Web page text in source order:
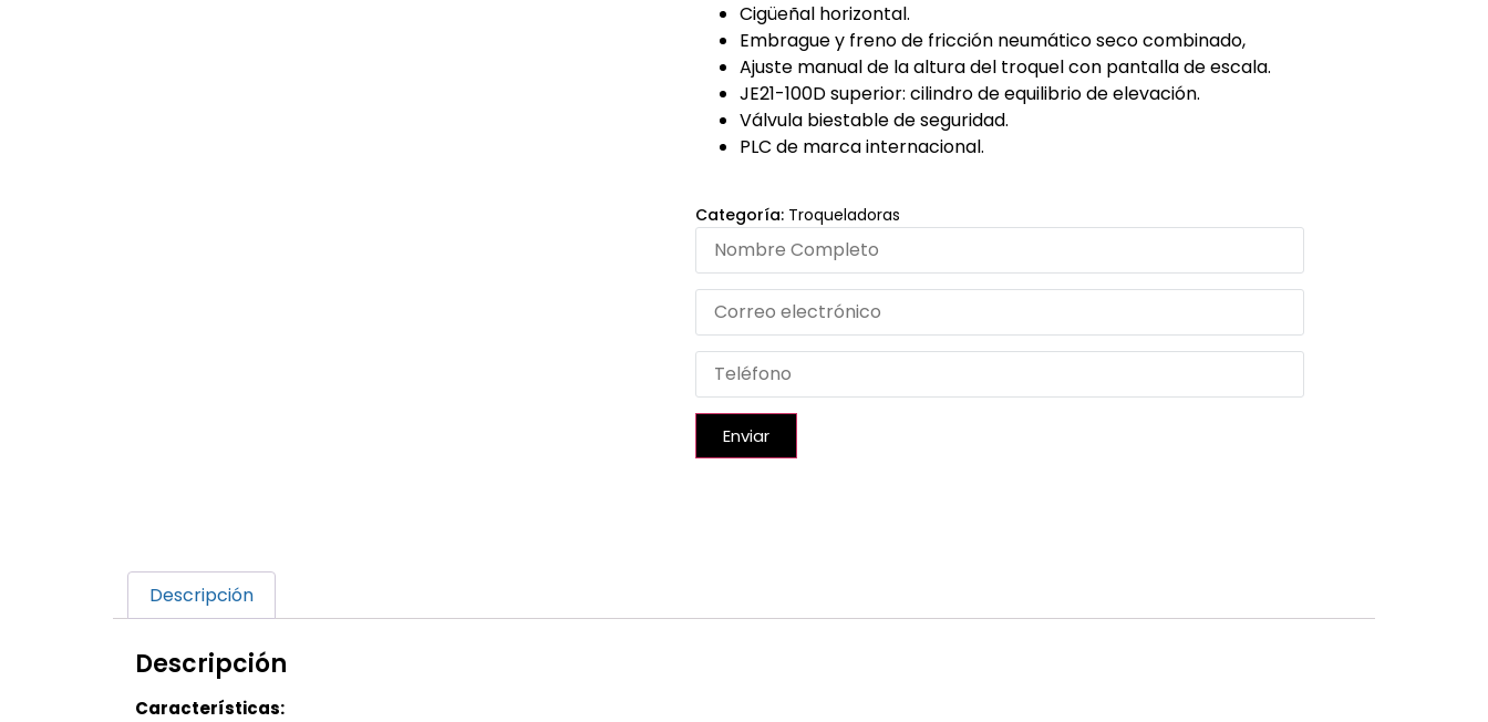
Cigüeñal horizontal.
Embrague y freno de fricción neumático seco combinado,
Ajuste manual de la altura del troquel con pantalla de escala.
JE21-100D superior: cilindro de equilibrio de elevación.
Válvula biestable de seguridad.
PLC de marca internacional.
Categoría: Troqueladoras
Enviar
Descripción
Descripción
Características: